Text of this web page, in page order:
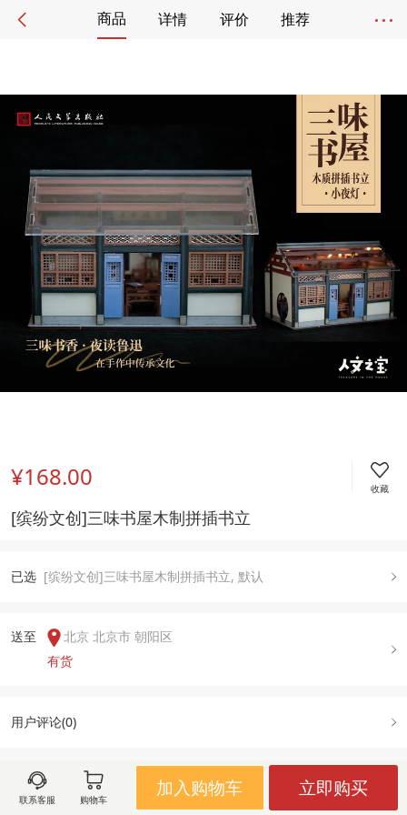
商品 详情 评价 推荐
¥168.00 收藏
[缤纷文创]三味书屋木制拼插书立
已选 [缤纷文创]三味书屋木制拼插书立, 默认
送至
北京 北京市 朝阳区
有货
用户评论(0)
图文详情 规格属性 售后政策
联系客服 购物车
加入购物车 立即购买